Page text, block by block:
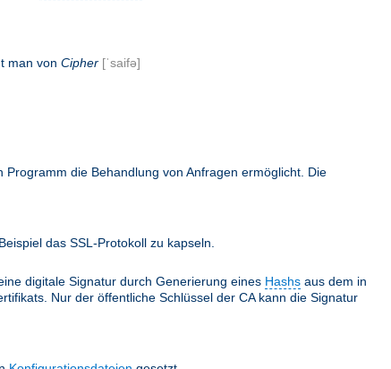
man von Cipher [ˈsaifə]
die Behandlung von Anfragen ermöglicht. Die
das SSL-Protokoll zu kapseln.
digitale Signatur durch Generierung eines Hashs aus dem in
Nur der öffentliche Schlüssel der CA kann die Signatur